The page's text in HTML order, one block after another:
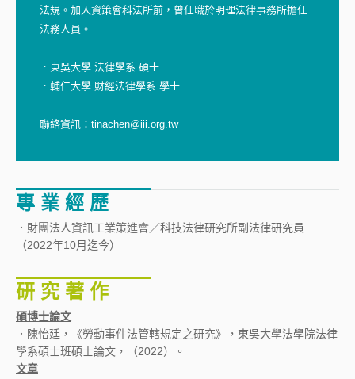
法規。加入資策會科法所前，曾任職於明理法律事務所擔任
法務人員。
．東吳大學 法律學系 碩士
．輔仁大學 財經法律學系 學士
聯絡資訊：tinachen@iii.org.tw
專 業 經 歷
．財團法人資訊工業策進會／科技法律研究所副法律研究員
（2022年10月迄今）
研 究 著 作
碩博士論文
．陳怡廷，《勞動事件法管轄規定之研究》，東吳大學法學院法律
學系碩士班碩士論文，（2022）。
文章